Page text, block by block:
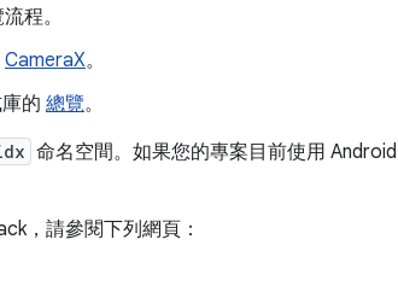
程。
CameraX。
的 總覽。
命名空間。如果您的專案目前使用
，請參閱下列網頁：